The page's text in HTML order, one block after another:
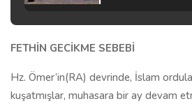
FETHİN GECİKME SEBEBİ
Hz. Ömer’in(RA) devrinde, İslam
kuşatmışlar, muhasara bir ay devam